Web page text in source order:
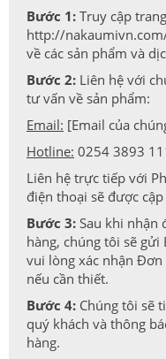
Bước 1: Truy cập
http://
về các sản phẩm và
Bước 2: Liên hệ với
tư vấn về sản phẩm:
Email: [Email của
Hotline: 0254 3893
Liên hệ trực tiếp với
điện thoại sẽ được
Bước 3: Sau khi nhận
hàng, chúng tôi sẽ gửi
vui lòng xác nhận
nếu cần thiết.
Bước 4: Chúng tôi sẽ
quý khách và thông
hàng.